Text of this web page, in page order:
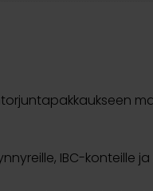
IBC-konteille ja